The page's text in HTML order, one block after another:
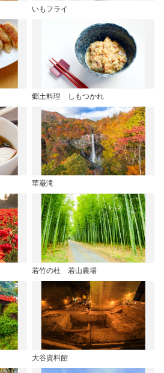
いもフライ
郷土料理 しもつかれ
華巌滝
若竹の杜 若山農場
大谷資料館